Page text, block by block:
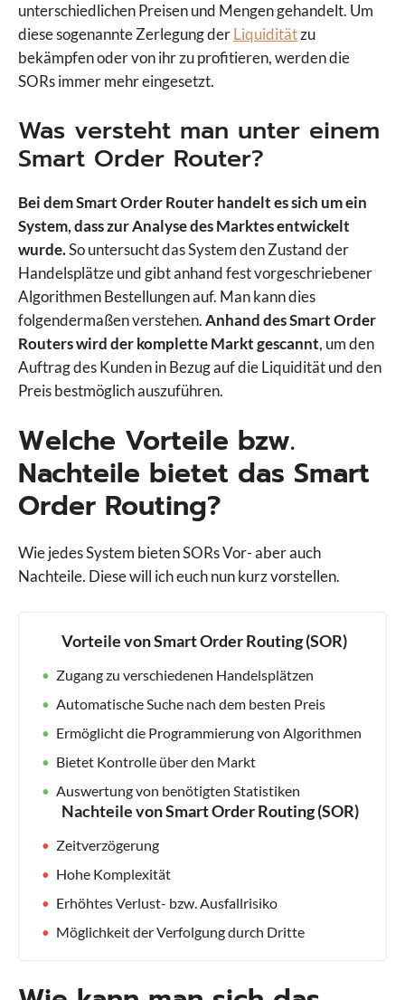
unterschiedlichen Preisen und Mengen gehandelt. Um
diese sogenannte Zerlegung derLiquiditätzu
bekämpfen oder von ihr zu profitieren, werden die
SORs immer mehr eingesetzt.
Was versteht man unter einem
Smart Order Router?
Bei dem Smart Order Router handelt es sich um ein
System, dass zur Analyse des Marktes entwickelt
wurde.So untersucht das System den Zustand der
Handelsplätze und gibt anhand fest vorgeschriebener
Algorithmen Bestellungen auf. Man kann dies
folgendermaßen verstehen.Anhand des Smart Order
Routers wird der komplette Markt gescannt, um den
Auftrag des Kunden in Bezug auf die Liquidität und den
Preis bestmöglich auszuführen.
Welche Vorteile bzw.
Nachteile bietet das Smart
Order Routing?
Wie jedes System bieten SORs Vor- aber auch
Nachteile. Diese will ich euch nun kurz vorstellen.
Vorteile von Smart Order Routing (SOR)
Zugang zu verschiedenen Handelsplätzen
Automatische Suche nach dem besten Preis
Ermöglicht die Programmierung von Algorithmen
Bietet Kontrolle über den Markt
Auswertung von benötigten Statistiken
Nachteile von Smart Order Routing (SOR)
Zeitverzögerung
Hohe Komplexität
Erhöhtes Verlust- bzw. Ausfallrisiko
Möglichkeit der Verfolgung durch Dritte